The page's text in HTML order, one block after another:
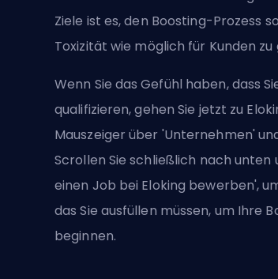
Ziele ist es, den Boosting-Prozess
Toxizität wie möglich für Kunden
Wenn Sie das Gefühl haben, dass
qualifizieren, gehen Sie jetzt zu
Mauszeiger über 'Unternehmen'
Scrollen Sie schließlich nach unten
einen Job bei Eloking bewerben',
das Sie ausfüllen müssen, um Ihre
beginnen.